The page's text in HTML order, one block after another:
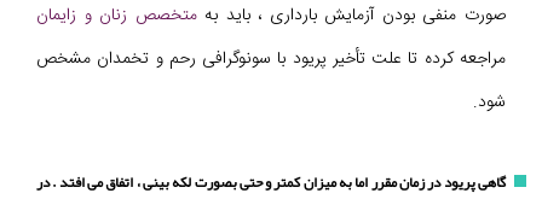
صورت منفی بودن آزمایش بارداری ، باید بهمتخصص زنان و زایمان
مراجعه کرده تا علت تأخیر پریود با سونوگرافی رحم و تخمدان مشخص
شود.
گاهی پریود در زمان مقرر اما به میزان کمتر و حتی بصورت لکه بینی ، اتفاق می افتد . در